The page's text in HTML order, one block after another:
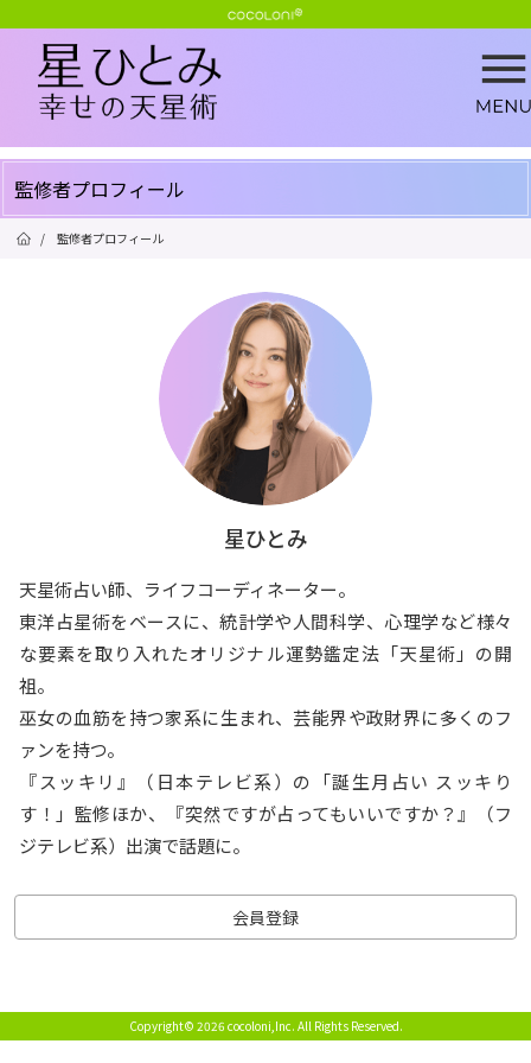
監修者プロフィール
/ 監修者プロフィール
星ひとみ
天星術占い師、ライフコーディネーター。
東洋占星術をベースに、統計学や人間科学、心理学など様々
な要素を取り入れたオリジナル運勢鑑定法「天星術」の開
祖。
巫女の血筋を持つ家系に生まれ、芸能界や政財界に多くのフ
ァンを持つ。
『スッキリ』（日本テレビ系）の「誕生月占い スッキり
す！」監修ほか、『突然ですが占ってもいいですか？』（フ
ジテレビ系）出演で話題に。
会員登録
Copyright© 2026 cocoloni,Inc. All Rights Reserved.